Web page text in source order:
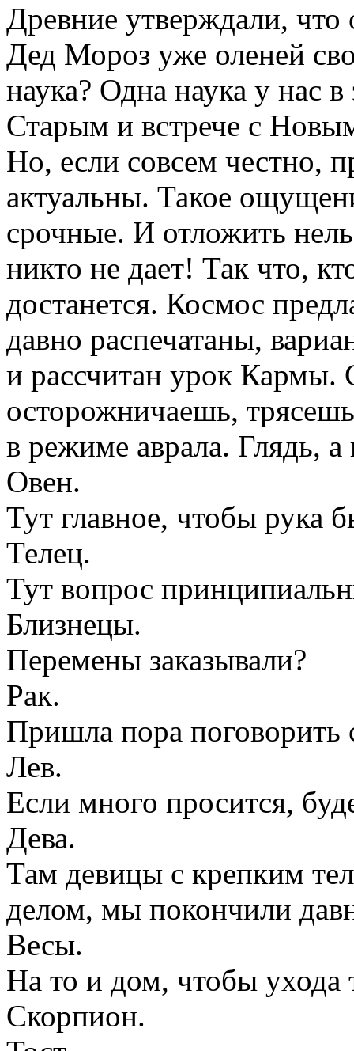
Древние утверждали,
Дед Мороз уже оленей
наука? Одна наука у нас
Старым и встрече с
Но, если совсем честно,
актуальны. Такое
срочные. И отложить
никто не дает! Так что,
достанется. Космос
давно распечатаны,
и рассчитан урок Кармы.
осторожничаешь,
в режиме аврала. Глядь,
Овен.
Тут главное, чтобы рука
Телец.
Тут вопрос
Близнецы.
Перемены заказывали?
Рак.
Пришла пора поговорить
Лев.
Если много просится,
Дева.
Там девицы с крепким
делом, мы покончили
Весы.
На то и дом, чтобы ухода
Скорпион.